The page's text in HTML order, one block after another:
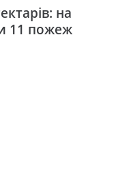
на
11 пожеж